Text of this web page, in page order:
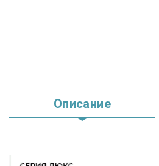
Описание